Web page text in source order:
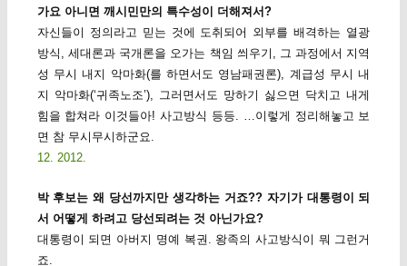
가요 아니면 깨시민만의 특수성이 더해져서?
자신들이 정의라고 믿는 것에 도취되어 외부를 배격하는 열광
방식, 세대론과 국개론을 오가는 책임 씌우기, 그 과정에서 지역
성 무시 내지 악마화(를 하면서도 영남패권론), 계급성 무시 내
지 악마화(‘귀족노조’), 그러면서도 망하기 싫으면 닥치고 내게
힘을 합쳐라 이것들아! 사고방식 등등. …이렇게 정리해놓고 보
면 참 무시무시하군요.
12. 2012.
박 후보는 왜 당선까지만 생각하는 거죠?? 자기가 대통령이 되
서 어떻게 하려고 당선되려는 것 아닌가요?
대통령이 되면 아버지 명예 복권. 왕족의 사고방식이 뭐 그런거
죠.